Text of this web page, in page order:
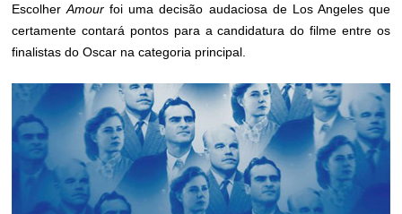
EscolherAmourfoi uma decisão audaciosa de Los Angeles que
certamente contará pontos para a candidatura do filme entre os
finalistas do Oscar na categoria principal.